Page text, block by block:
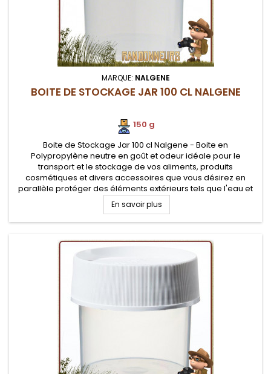
MARQUE: NALGENE
BOITE DE STOCKAGE JAR 100 CL NALGENE
150 g
Boite de Stockage Jar 100 cl Nalgene - Boite en
Polypropylène neutre en goût et odeur idéale pour le
transport et le stockage de vos aliments, produits
cosmétiques et divers accessoires que vous désirez en
parallèle protéger des éléments extérieurs tels que l'eau et
la poussière. Conteneur alimentaire pratique au camping,
survie et voyage.
En savoir plus